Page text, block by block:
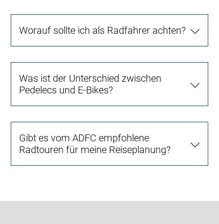
Worauf sollte ich als Radfahrer achten?
Was ist der Unterschied zwischen
Pedelecs und E-Bikes?
Gibt es vom ADFC empfohlene
Radtouren für meine Reiseplanung?